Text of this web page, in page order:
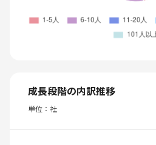
成長段階の内訳推移
単位：社